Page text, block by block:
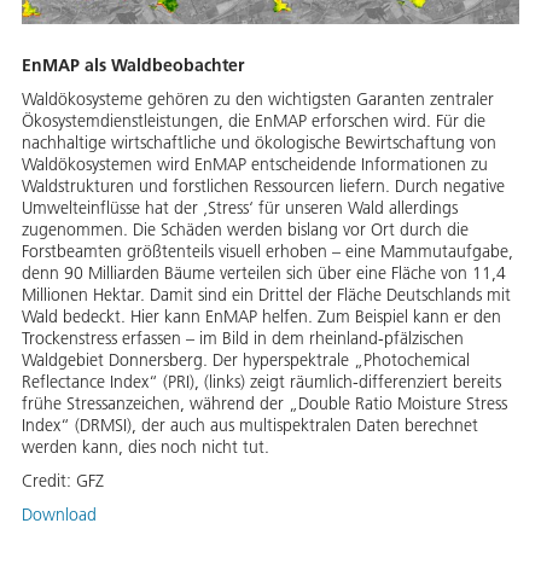
EnMAP als Waldbeobachter
Waldökosysteme gehören zu den wichtigsten Garanten zentraler
Ökosystemdienstleistungen, die EnMAP erforschen wird. Für die
nachhaltige wirtschaftliche und ökologische Bewirtschaftung von
Waldökosystemen wird EnMAP entscheidende Informationen zu
Waldstrukturen und forstlichen Ressourcen liefern. Durch negative
Umwelteinflüsse hat der ‚Stress‘ für unseren Wald allerdings
zugenommen. Die Schäden werden bislang vor Ort durch die
Forstbeamten größtenteils visuell erhoben – eine Mammutaufgabe,
denn 90 Milliarden Bäume verteilen sich über eine Fläche von 11,4
Millionen Hektar. Damit sind ein Drittel der Fläche Deutschlands mit
Wald bedeckt. Hier kann EnMAP helfen. Zum Beispiel kann er den
Trockenstress erfassen – im Bild in dem rheinland-pfälzischen
Waldgebiet Donnersberg. Der hyperspektrale „Photochemical
Reflectance Index“ (PRI), (links) zeigt räumlich-differenziert bereits
frühe Stressanzeichen, während der „Double Ratio Moisture Stress
Index“ (DRMSI), der auch aus multispektralen Daten berechnet
werden kann, dies noch nicht tut.
Credit: GFZ
Download